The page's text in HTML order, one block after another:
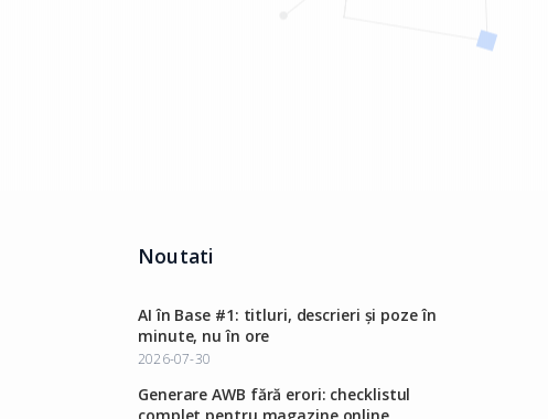
Noutati
AI în Base #1: titluri, descrieri și poze în
minute, nu în ore
2026-07-30
Generare AWB fără erori: checklistul